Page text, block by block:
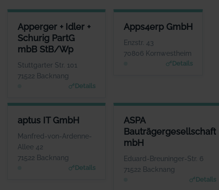
Apperger + Idler +
Schurig PartG
mbB StB/Wp
Stuttgarter Str. 101
71522 Backnang
Details
APPERGER + IDLER + SCHURIG PARTG MBB STB/WP
ANSPRECHPARTNER
Frau Simone Apperger-Fichtner
WEBSITE
www.apperger-idler.de
Apps4erp GmbH
Enzstr. 43
70806 Kornwestheim
Details
APPS4ERP GMBH
ANSPRECHPARTNER
Schmischke
WEBSITE
www.appsin.de
aptus IT GmbH
Manfred-von-Ardenne-
Allee 42
71522 Backnang
Details
APTUS IT GMBH
Herr Reinhard Mayer
ASPA
Bauträgergesellschaft
mbH
Eduard-Breuninger-Str. 6
71522 Backnang
Details
ASPA
Herr Andreas